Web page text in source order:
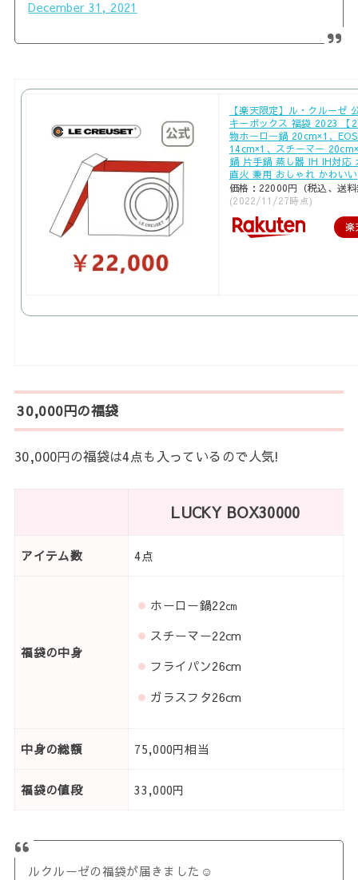
December 31, 2021
【楽天限定】ル・クルーゼ
キーボックス 福袋 2023 【
物ホーロー鍋 20cm×1、
14cm×1、スチーマー
鍋 片手鍋 蒸し器 IH IH対応
直火 兼用 おしゃれ かわいい
価格：22000円（税込、送
(2022/11/27時点)
楽
30,000円の福袋
30,000円の福袋は4点も入っているので人気!
LUCKY BOX30000
アイテム数 4点
福袋の中身
ホーロー鍋22㎝
スチーマー22cm
フライパン26cm
ガラスフタ26cm
中身の総額 75,000円相当
福袋の値段 33,000円
ルクルーゼの福袋が届きました☺️